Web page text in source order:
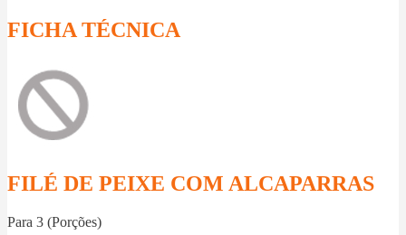
FICHA TÉCNICA
FILÉ DE PEIXE COM ALCAPARRAS
Para 3 (Porções)